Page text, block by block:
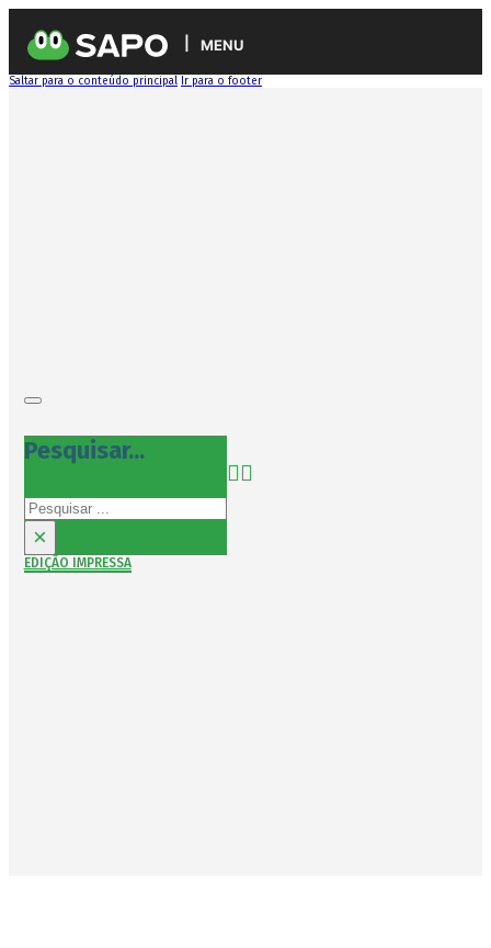
MENU
Saltar para o conteúdo principal Ir para o footer
Pesquisar...
Pesquisar
×
EDIÇÃO IMPRESSA